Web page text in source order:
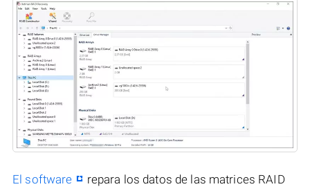
El software
repara los datos de las matrices RAID